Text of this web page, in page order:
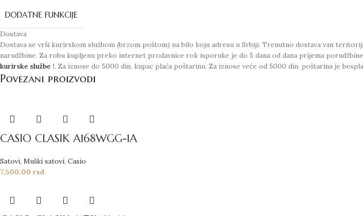
DODATNE FUNKCIJE
Dostava
Dostava se vrši kurirskom službom (brzom poštom) na bilo koju adresu u Srbiji. Trenutno dostava van
narudžbine. Za robu kupljenu preko internet prodavnice rok isporuke je do 5 dana od dana prijema
kurirske službe !. Za iznose do 5000 din. kupac plaća poštarinu. Za iznose veće od 5000 din. poštarina je
Povezani proizvodi
CASIO CLASIK A168WGG-1A
Satovi, Muški satovi, Casio
7,500.00 rsd